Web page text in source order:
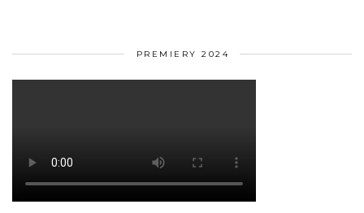
PREMIERY 2024